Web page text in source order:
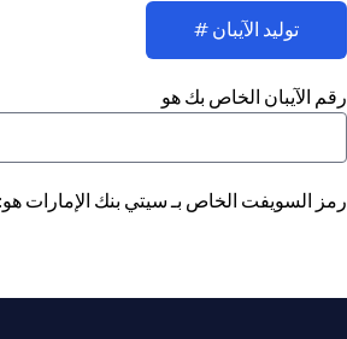
توليد الآيبان #
رقم الآيبان الخاص بك هو
رمز السويفت الخاص بـ سيتي بنك الإمارات هو: CITIAEAD